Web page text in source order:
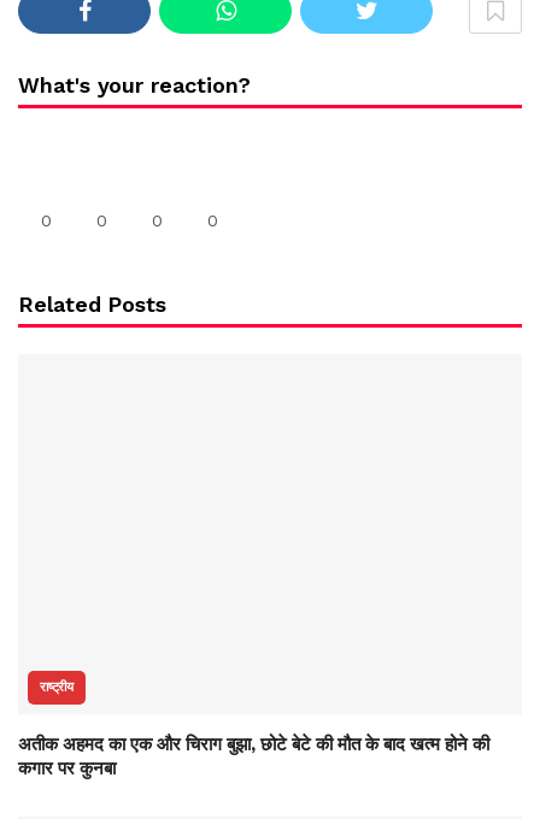
What's your reaction?
0 0 0 0
Related Posts
राष्ट्रीय
अतीक अहमद का एक और चिराग बुझा, छोटे बेटे की मौत के बाद खत्म होने की
कगार पर कुनबा